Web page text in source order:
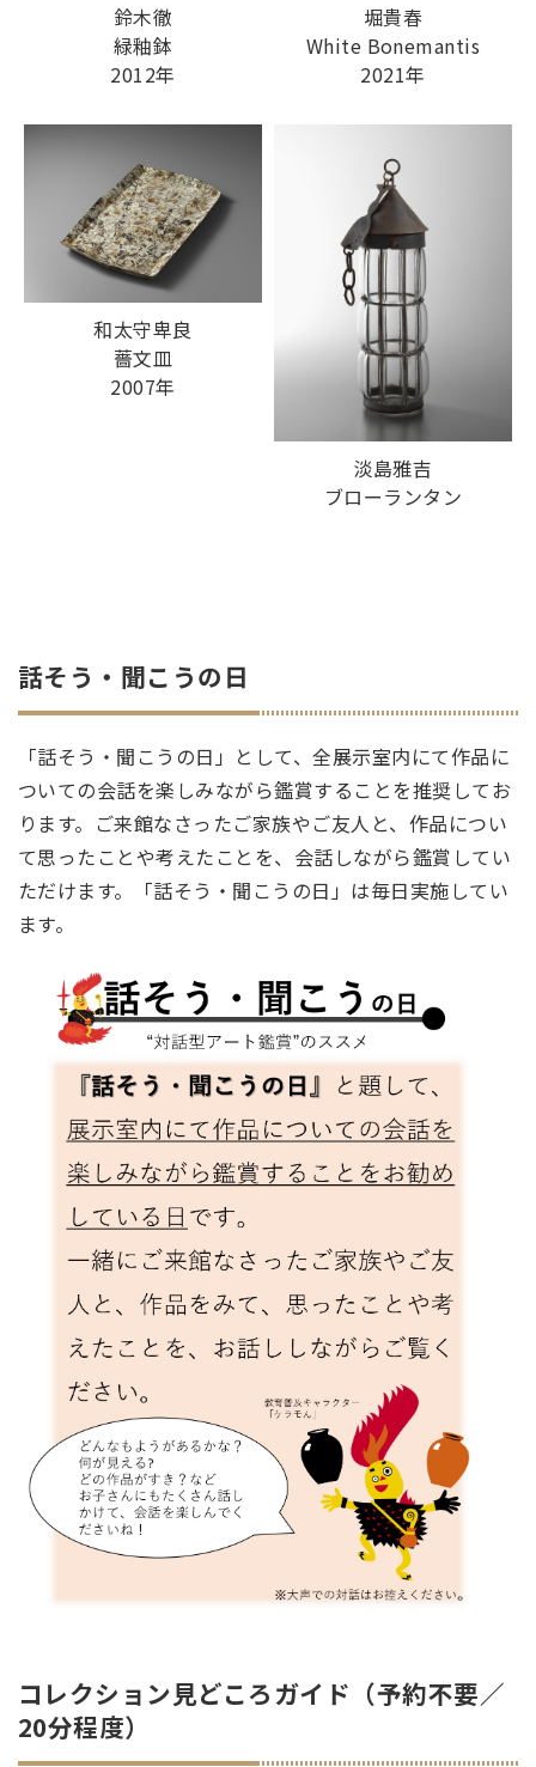
鈴木徹
緑釉鉢
2012年
堀貴春
White Bonemantis
2021年
和太守卑良
薔文皿
2007年
淡島雅吉
ブローランタン
話そう・聞こうの日
「話そう・聞こうの日」として、全展示室内にて作品に
ついての会話を楽しみながら鑑賞することを推奨してお
ります。ご来館なさったご家族やご友人と、作品につい
て思ったことや考えたことを、会話しながら鑑賞してい
ただけます。「話そう・聞こうの日」は毎日実施してい
ます。
コレクション見どころガイド（予約不要／
20分程度）